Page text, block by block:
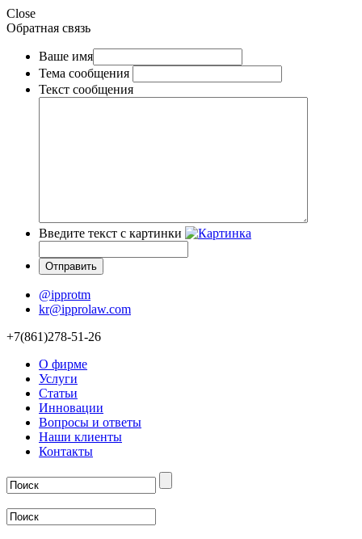
Close
Обратная связь
Ваше имя
Тема сообщения
Текст сообщения
Введите текст с картинки
@ipprotm
kr@ipprolaw.com
+7(861)278-51-26
О фирме
Услуги
Статьи
Инновации
Вопросы и ответы
Наши клиенты
Контакты